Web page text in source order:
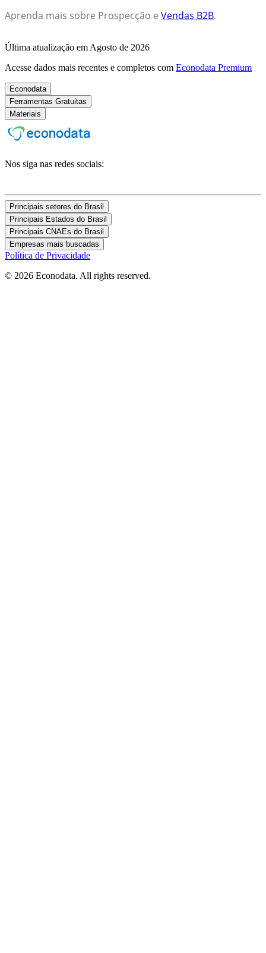
Aprenda mais sobre Prospecção e Vendas B2B.
Última atualização em Agosto de 2026
Acesse dados mais recentes e completos com Econodata Premium
Econodata
Ferramentas Gratuitas
Materiais
Nos siga nas redes sociais:
Principais setores do Brasil
Principais Estados do Brasil
Principais CNAEs do Brasil
Empresas mais buscadas
Política de Privacidade
© 2026 Econodata. All rights reserved.